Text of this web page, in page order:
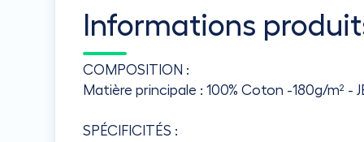
Informations
COMPOSITION :
Matière principale : 100% Coton -180g/m² -
SPÉCIFICITÉS :